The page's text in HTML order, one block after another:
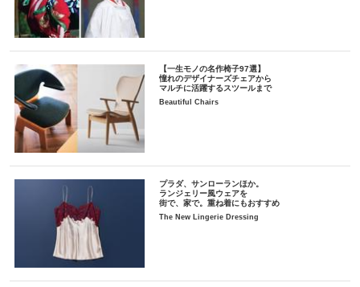
【一生モノの名作椅子97選】
憧れのデザイナーズチェアから
マルチに活躍するスツールまで
Beautiful Chairs
プラダ、サンローランほか。
ランジェリー風ウェアを
街で、家で。重ね着にもおすすめ
The New Lingerie Dressing